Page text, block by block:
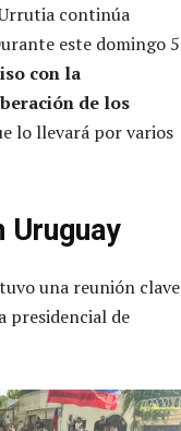
continúa
este domingo 5
con la
de los
lo llevará por varios
Uruguay
una reunión clave
presidencial de